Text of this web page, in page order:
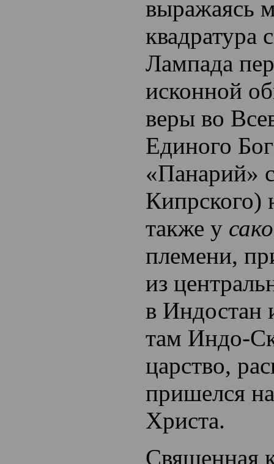
выражаясь
квадратура
Лампада
исконной
веры во
Единого
«Панарий»
Кипрского)
также у
племени,
из
в Индостан
там Индо-
царство,
пришелся
Христа.
Священная